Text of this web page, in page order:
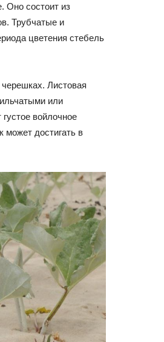
Оно состоит из
Трубчатые и
цветения стебель
Листовая
или
войлочное
достигать в